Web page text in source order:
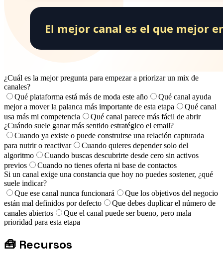
¿Cuál es la mejor pregunta para empezar a priorizar un mix de
canales?
Qué plataforma está más de moda este año
Qué canal ayuda
mejor a mover la palanca más importante de esta etapa
Qué canal
usa más mi competencia
Qué canal parece más fácil de abrir
¿Cuándo suele ganar más sentido estratégico el email?
Cuando ya existe o puede construirse una relación capturada
para nutrir o reactivar
Cuando quieres depender solo del
algoritmo
Cuando buscas descubrirte desde cero sin activos
previos
Cuando no tienes oferta ni base de contactos
Si un canal exige una constancia que hoy no puedes sostener, ¿qué
suele indicar?
Que ese canal nunca funcionará
Que los objetivos del negocio
están mal definidos por defecto
Que debes duplicar el número de
canales abiertos
Que el canal puede ser bueno, pero mala
prioridad para esta etapa
🧰 Recursos